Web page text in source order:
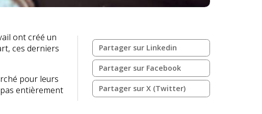
ont créé un
ces derniers
pour leurs
entièrement
Partager sur Linkedin
Partager sur Facebook
Partager sur X (Twitter)